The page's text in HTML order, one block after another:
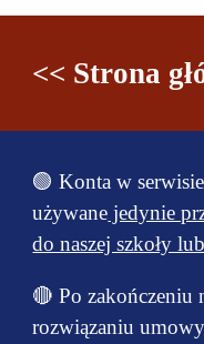
<< Strona
🟢 Konta w
używane jedynie
do naszej szkoły
🔴 Po zakończeniu
rozwiązaniu